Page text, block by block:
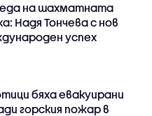
на шахматната
Надя Тончева с нов
успех
бяха евакуирани
горския пожар в